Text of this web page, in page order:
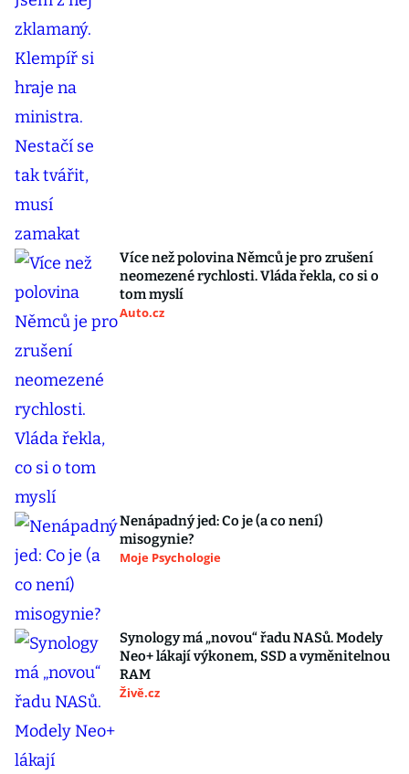
Více než polovina Němců je pro zrušení
neomezené rychlosti. Vláda řekla, co si o
tom myslí
Auto.cz
Nenápadný jed: Co je (a co není)
misogynie?
Moje Psychologie
Synology má „novou“ řadu NASů. Modely
Neo+ lákají výkonem, SSD a vyměnitelnou
RAM
Živě.cz